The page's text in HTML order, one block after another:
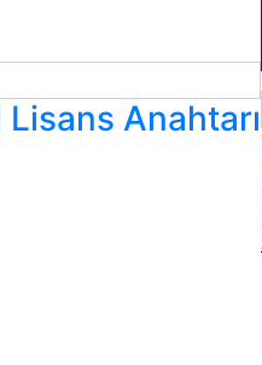
Anahtarı